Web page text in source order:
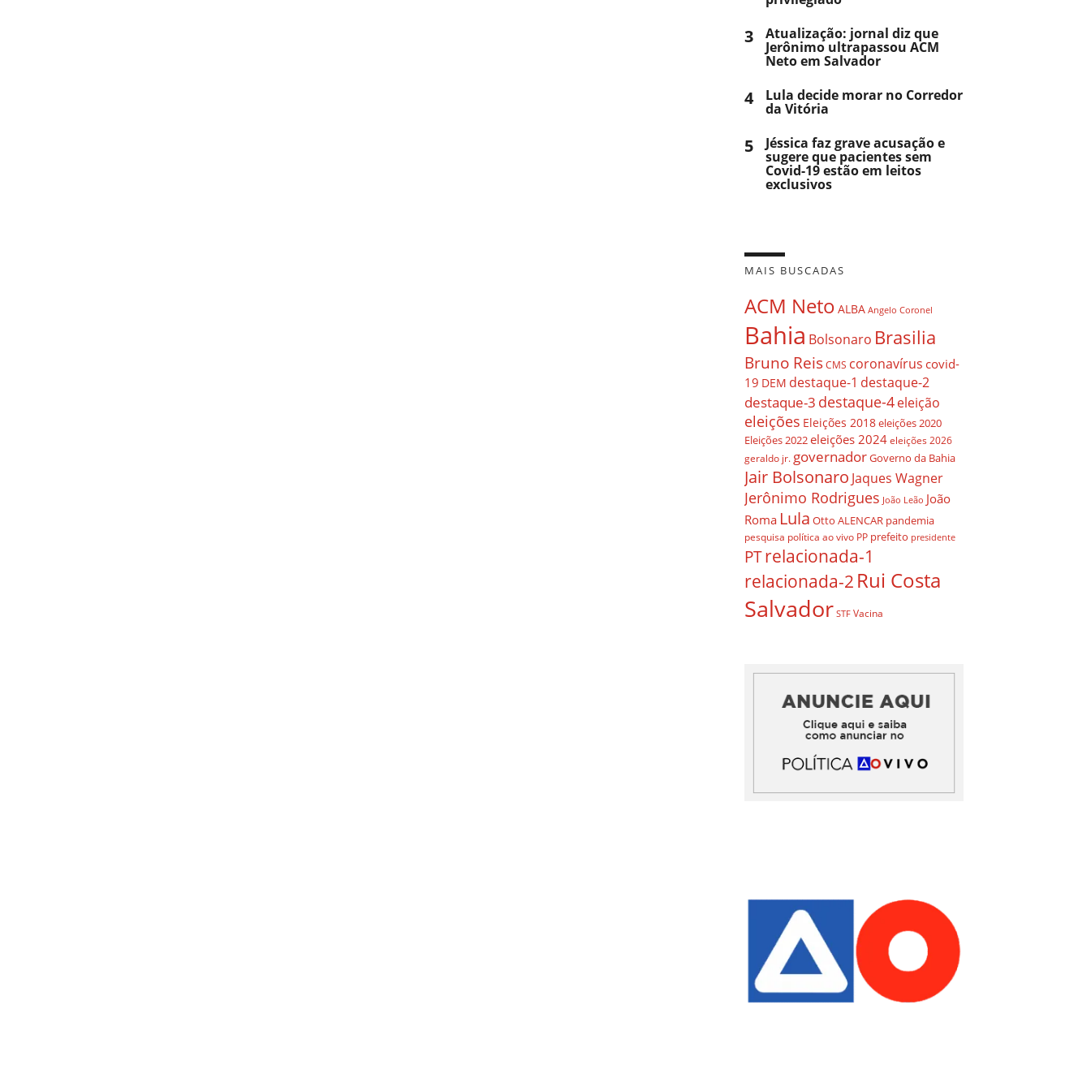
3 Atualização: jornal diz que
Jerônimo ultrapassou ACM
Neto em Salvador
4 Lula decide morar no Corredor
da Vitória
5 Jéssica faz grave acusação e
sugere que pacientes sem
Covid-19 estão em leitos
exclusivos
MAIS BUSCADAS
ACM Neto ALBA Angelo Coronel
Bahia Bolsonaro Brasilia
Bruno ReisCMS coronavírus covid-
19 DEM destaque-1 destaque-2
destaque-3 destaque-4eleição
eleições Eleições 2018eleições 2020
Eleições 2022eleições 2024 eleições 2026
geraldo jr. governadorGoverno da Bahia
Jair Bolsonaro Jaques Wagner
Jerônimo Rodrigues João Leão João
Roma Lula Otto ALENCAR pandemia
pesquisa política ao vivo PP prefeito presidente
PTrelacionada-1
relacionada-2 Rui Costa
Salvador STF Vacina